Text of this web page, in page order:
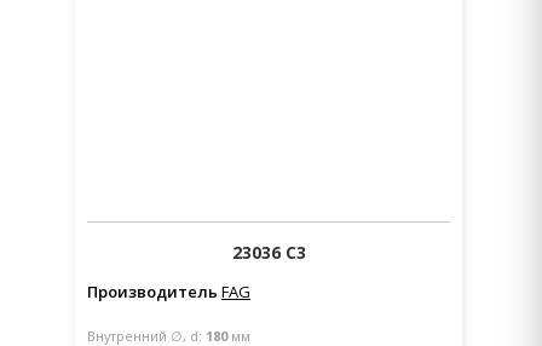
23036 C3
Производитель FAG
Внутренний ∅, d: 180мм